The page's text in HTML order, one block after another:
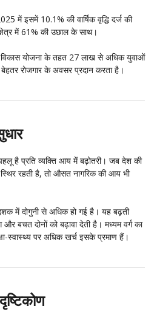
में इसमें 10.1% की वार्षिक वृद्धि दर्ज की
में 61% की उछाल के साथ।
विकास योजना के तहत 27 लाख से अधिक युवाओं
बेहतर रोजगार के अवसर प्रदान करता है।
है प्रति व्यक्ति आय में बढ़ोतरी। जब देश की
रहती है, तो औसत नागरिक की आय भी
में दोगुनी से अधिक हो गई है। यह बढ़ती
बचत दोनों को बढ़ावा देती है। मध्यम वर्ग का
स्वास्थ्य पर अधिक खर्च इसके प्रमाण हैं।